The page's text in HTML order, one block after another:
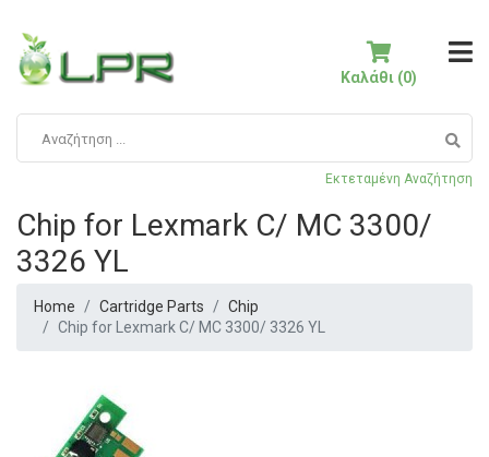
Εκτεταμένη Αναζήτηση
Καλάθι (0)
Chip for Lexmark C/ MC 3300/
3326 YL
Home Cartridge Parts
Chip
Chip for Lexmark C/ MC 3300/ 3326 YL